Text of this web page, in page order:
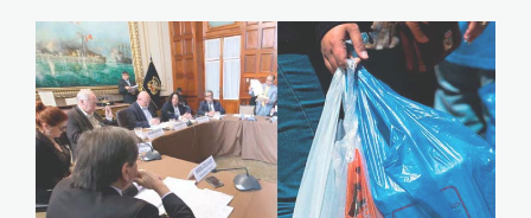
bolsas-plasticas—
congreso